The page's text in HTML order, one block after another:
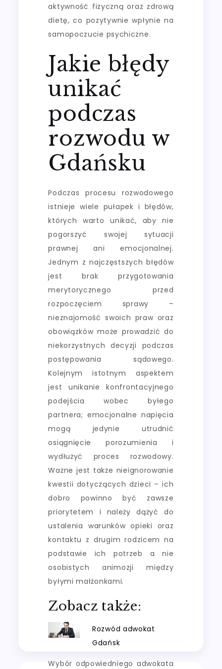
aktywność fizyczną oraz zdrową
dietę, co pozytywnie wpłynie na
samopoczucie psychiczne.
Jakie błędy
unikać
podczas
rozwodu w
Gdańsku
Podczas procesu rozwodowego
istnieje wiele pułapek i błędów,
których warto unikać, aby nie
pogorszyć swojej sytuacji
prawnej ani emocjonalnej.
Jednym z najczęstszych błędów
jest brak przygotowania
merytorycznego przed
rozpoczęciem sprawy –
nieznajomość swoich praw oraz
obowiązków może prowadzić do
niekorzystnych decyzji podczas
postępowania sądowego.
Kolejnym istotnym aspektem
jest unikanie konfrontacyjnego
podejścia wobec byłego
partnera; emocjonalne napięcia
mogą jedynie utrudnić
osiągnięcie porozumienia i
wydłużyć proces rozwodowy.
Ważne jest także nieignorowanie
kwestii dotyczących dzieci – ich
dobro powinno być zawsze
priorytetem i należy dążyć do
ustalenia warunków opieki oraz
kontaktu z drugim rodzicem na
podstawie ich potrzeb a nie
osobistych animozji między
byłymi małżonkami.
Zobacz także:
Rozwód adwokat
Gdańsk
Wybór odpowiedniego adwokata